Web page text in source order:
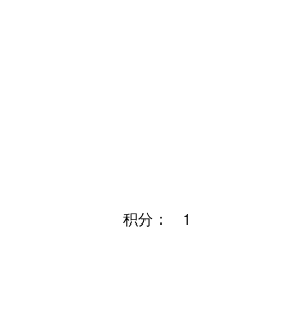
积分： 1